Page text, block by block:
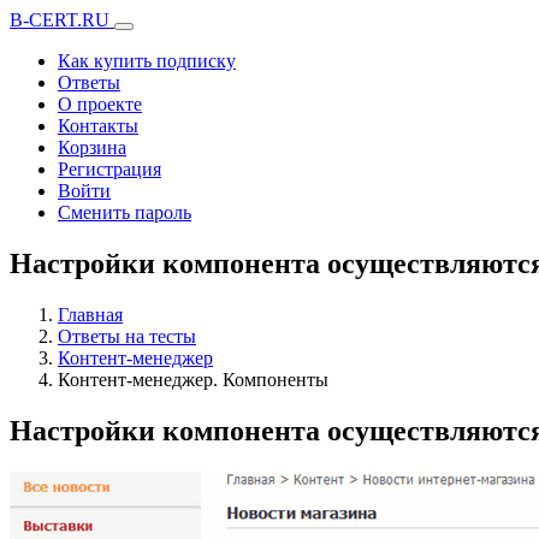
B-CERT.RU
Как купить подписку
Ответы
О проекте
Контакты
Корзина
Регистрация
Войти
Сменить пароль
Нaстройки кoмпонента
Главная
Ответы на тесты
Контент-менеджер
Контент-менеджер. Компоненты
Нaстройки кoмпонента